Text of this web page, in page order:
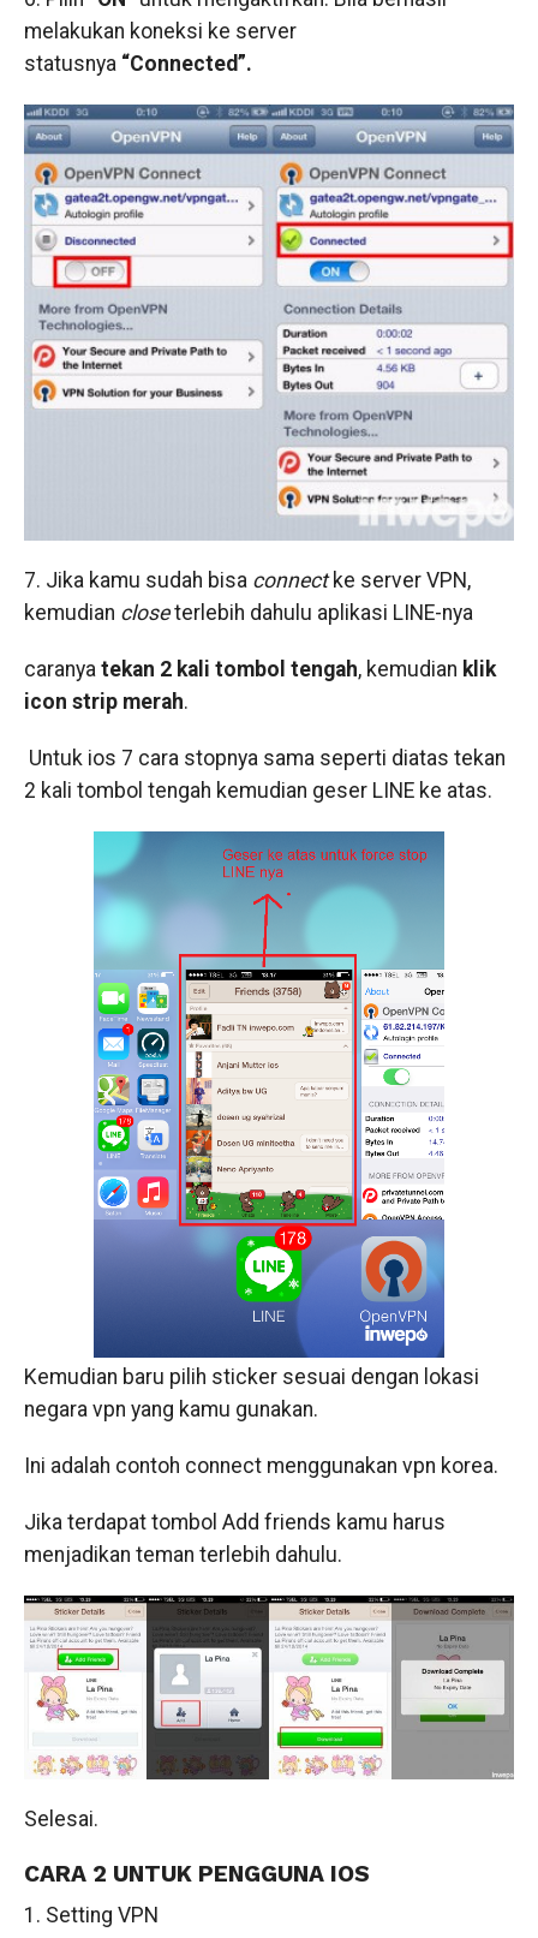
melakukan koneksi ke server
statusnya “Connected”.
7. Jika kamu sudah bisa connectke server VPN,
kemudian closeterlebih dahulu aplikasi LINE-nya
caranya tekan 2 kali tombol tengah, kemudian klik
icon strip merah.
Untuk ios 7 cara stopnya sama seperti diatas tekan
2 kali tombol tengah kemudian geser LINE ke atas.
Kemudian baru pilih sticker sesuai dengan lokasi
negara vpn yang kamu gunakan.
Ini adalah contoh connect menggunakan vpn korea.
Jika terdapat tombol Add friends kamu harus
menjadikan teman terlebih dahulu.
Selesai.
CARA 2 UNTUK PENGGUNA IOS
1. Setting VPN